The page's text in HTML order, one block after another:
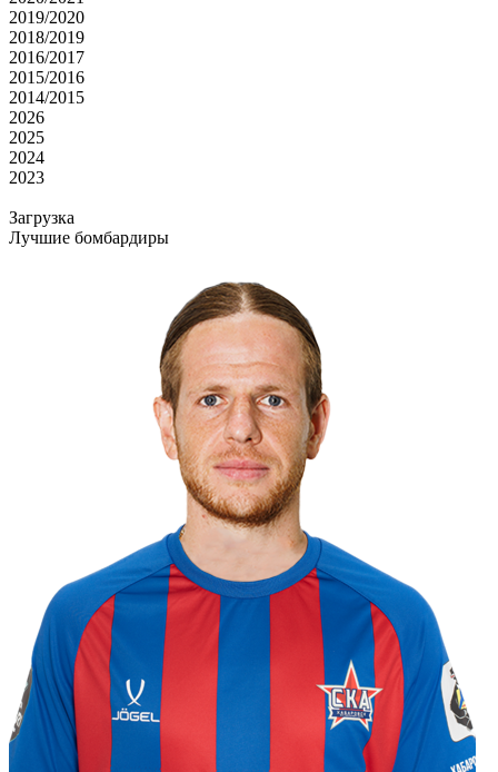
2019/2020
2018/2019
2016/2017
2015/2016
2014/2015
2026
2025
2024
2023
Загрузка
Лучшие бомбардиры